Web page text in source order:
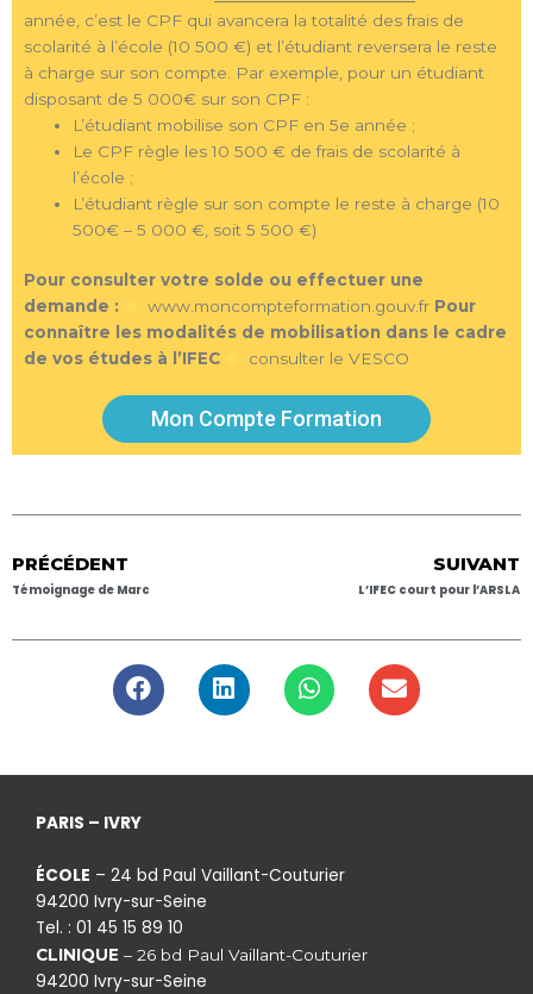
année, c’est le CPF qui avancera la totalité des frais de
scolarité à l’école (10 500 €) et l’étudiant reversera le reste
à charge sur son compte. Par exemple, pour un étudiant
disposant de 5 000€ sur son CPF :
L’étudiant mobilise son CPF en 5e année ;
Le CPF règle les 10 500 € de frais de scolarité à
l’école ;
L’étudiant règle sur son compte le reste à charge (10
500€ – 5 000 €, soit 5 500 €)
Pour consulter votre solde ou effectuer une
demande :
www.moncompteformation.gouv.fr Pour
connaître les modalités de mobilisation dans le cadre
de vos études à l’IFEC
consulter le VESCO
Mon Compte Formation
PRÉCÉDENT
Témoignage de Marc
SUIVANT
L’IFEC court pour l’ARSLA
PARIS – IVRY
ÉCOLE – 24 bd Paul Vaillant-Couturier
94200 Ivry-sur-Seine
Tel. : 01 45 15 89 10
CLINIQUE – 26 bd Paul Vaillant-Couturier
94200 Ivry-sur-Seine